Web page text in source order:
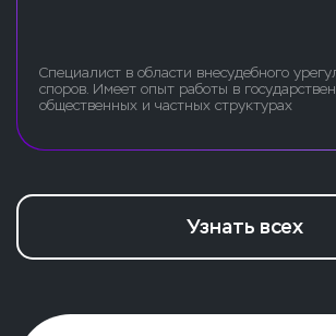
Специалист в области внесудебного
споров. Имеет опыт работы в
общественных и частных структурах
Узнать всех